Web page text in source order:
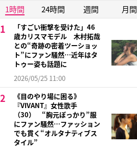
1時間 24時間 週間 月間
「すごい衝撃を受けた」46
歳カリスマモデル 木村拓哉
との“奇跡の密着ツーショッ
ト”にファン騒然…近年はタ
トゥー姿も話題に
2026/05/25 11:00
《目のやり場に困る》
『VIVANT』女性歌手
（30） “胸元ぽっかり”服
にファン騒然…ファッション
でも貫く“オルタナティブス
タイル”